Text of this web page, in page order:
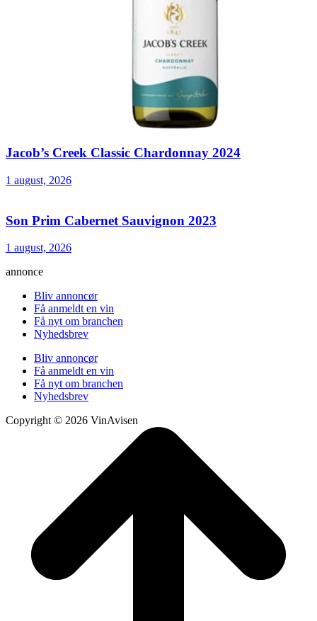
Jacob’s Creek Classic Chardonnay 2024
1 august, 2026
Son Prim Cabernet Sauvignon 2023
1 august, 2026
annonce
Bliv annoncør
Få anmeldt en vin
Få nyt om branchen
Nyhedsbrev
Bliv annoncør
Få anmeldt en vin
Få nyt om branchen
Nyhedsbrev
Copyright © 2026 VinAvisen